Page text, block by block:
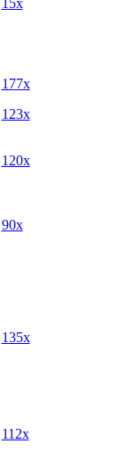
15x
177x
123x
120x
90x
135x
112x